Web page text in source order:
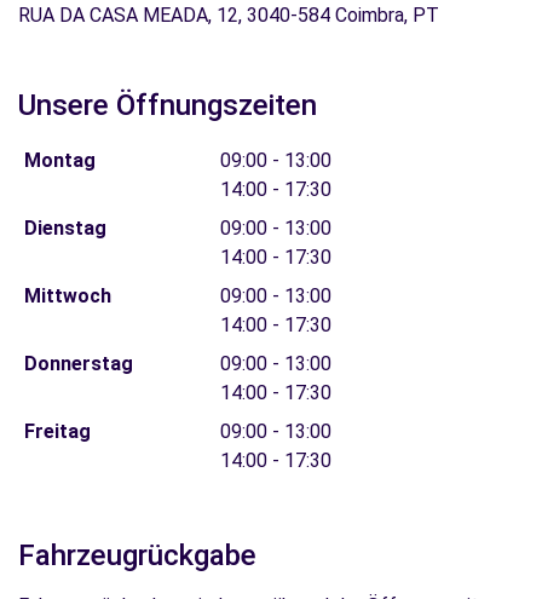
RUA DA CASA MEADA, 12, 3040-584 Coimbra, PT
Unsere Öffnungszeiten
Montag
09:00 - 13:00
14:00 - 17:30
Dienstag
09:00 - 13:00
14:00 - 17:30
Mittwoch
09:00 - 13:00
14:00 - 17:30
Donnerstag
09:00 - 13:00
14:00 - 17:30
Freitag
09:00 - 13:00
14:00 - 17:30
Fahrzeugrückgabe